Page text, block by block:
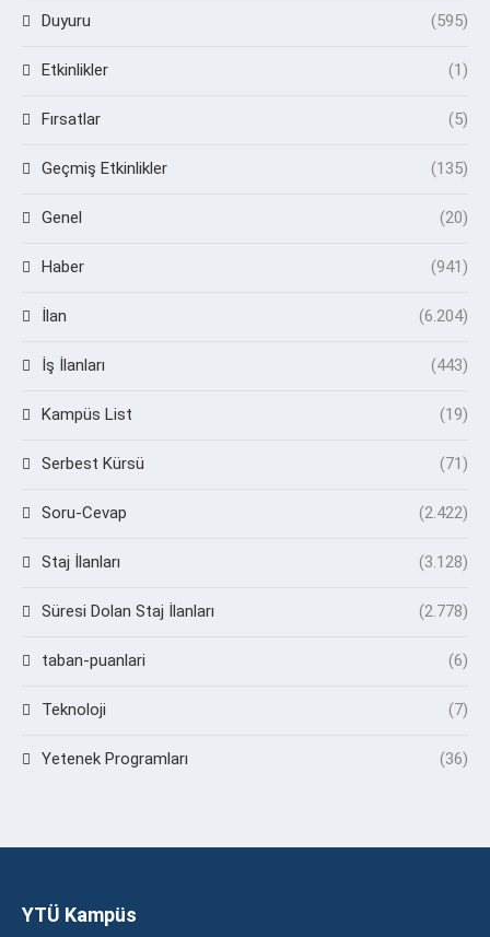
Duyuru (595)
Etkinlikler (1)
Fırsatlar (5)
Geçmiş Etkinlikler (135)
Genel (20)
Haber (941)
İlan (6.204)
İş İlanları (443)
Kampüs List (19)
Serbest Kürsü (71)
Soru-Cevap (2.422)
Staj İlanları (3.128)
Süresi Dolan Staj İlanları (2.778)
taban-puanlari (6)
Teknoloji (7)
Yetenek Programları (36)
YTÜ Kampüs